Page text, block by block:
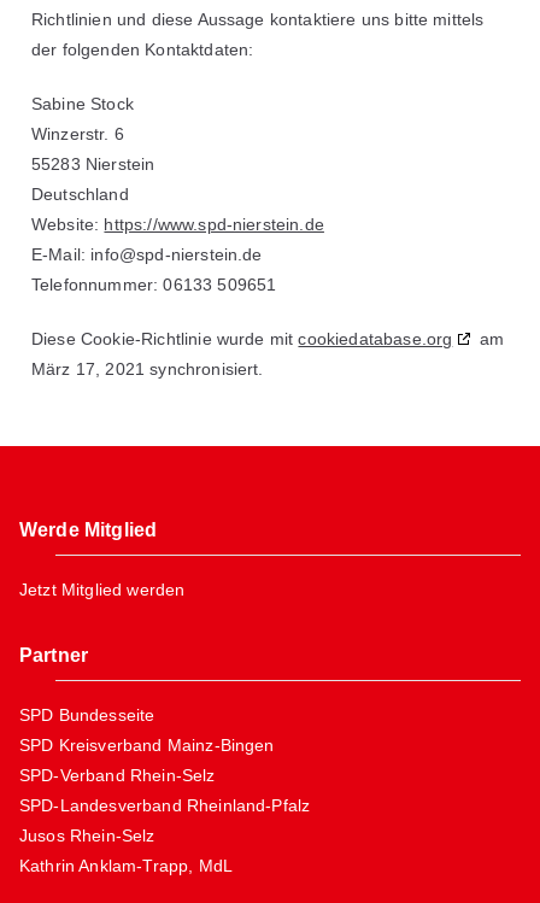
Richtlinien und diese Aussage kontaktiere uns bitte mittels
der folgenden Kontaktdaten:
Sabine Stock
Winzerstr. 6
55283 Nierstein
Deutschland
Website: https://www.spd-nierstein.de
E-Mail: info@spd-nierstein.de
Telefonnummer: 06133 509651
Diese Cookie-Richtlinie wurde mitcookiedatabase.org
am
März 17, 2021 synchronisiert.
Werde Mitglied
Jetzt Mitglied werden
Partner
SPD Bundesseite
SPD Kreisverband Mainz-Bingen
SPD-Verband Rhein-Selz
SPD-Landesverband Rheinland-Pfalz
Jusos Rhein-Selz
Kathrin Anklam-Trapp, MdL